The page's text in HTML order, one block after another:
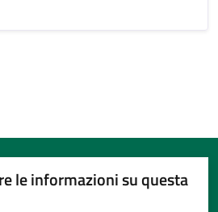
le informazioni su questa